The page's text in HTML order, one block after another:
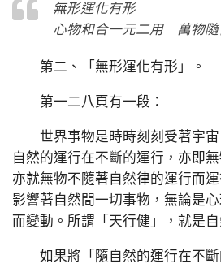
無形運化有形
心物和合一元二用 萬物隨
第二、「無形運化有形」。
第一二八頁有一段：
世界事物是時時刻刻受著宇宙
自然的運行在不斷的運行，亦即
亦就無物不隨著自然律的運行而
影響著自然間一切事物，無論是
而變動。所謂「天行健」，就是自
如果將「隨自然的運行在不斷